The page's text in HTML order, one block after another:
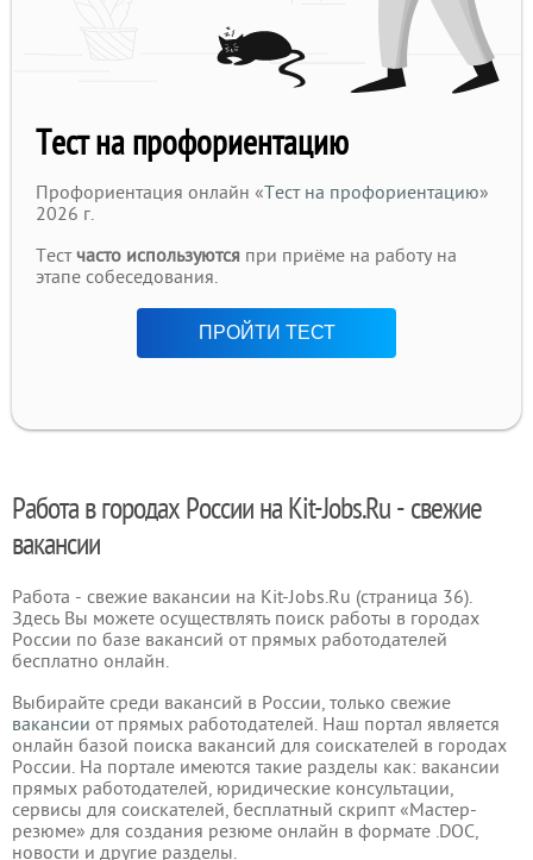
Тест на профориентацию
Профориентация онлайн «Тест на профориентацию»
2026 г.
Тестчасто используются при приёме на работу на
этапе собеседования.
ПРОЙТИ ТЕСТ
Работа в городах России на Kit-Jobs.Ru - свежие
вакансии
Работа - свежие вакансии на Kit-Jobs.Ru (страница 36).
Здесь Вы можете осуществлять поиск работы в городах
России по базе вакансий от прямых работодателей
бесплатно онлайн.
Выбирайте среди вакансий в России, только свежие
вакансии от прямых работодателей. Наш портал является
онлайн базой поиска вакансий для соискателей в городах
России. На портале имеются такие разделы как: вакансии
прямых работодателей, юридические консультации,
сервисы для соискателей, бесплатный скрипт «Мастер-
резюме» для создания резюме онлайн в формате .DOC,
новости и другие разделы.